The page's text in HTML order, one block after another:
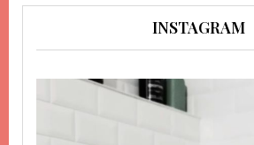
INSTAGRAM